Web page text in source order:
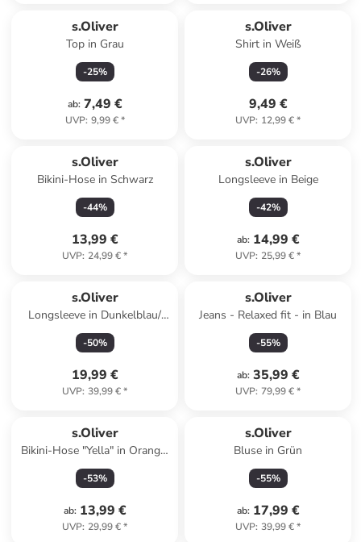
s.Oliver
Top in Grau
-25%
ab: 7,49 €
UVP: 9,99 €*
s.Oliver
Shirt in Weiß
-26%
9,49 €
UVP: 12,99 €*
s.Oliver
Bikini-Hose in Schwarz
-44%
13,99 €
UVP: 24,99 €*
s.Oliver
Longsleeve in Beige
-42%
ab: 14,99 €
UVP: 25,99 €*
s.Oliver
Longsleeve in Dunkelblau/
Weiß
-50%
19,99 €
UVP: 39,99 €*
s.Oliver
Jeans - Relaxed fit - in Blau
-55%
ab: 35,99 €
UVP: 79,99 €*
s.Oliver
Bikini-Hose "Yella" in Orange/
Pink
-53%
ab: 13,99 €
UVP: 29,99 €*
s.Oliver
Bluse in Grün
-55%
ab: 17,99 €
UVP: 39,99 €*